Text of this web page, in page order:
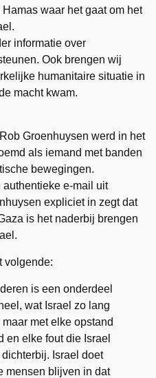
waar het gaat om het
informatie over
Ook brengen wij
humanitaire situatie in
macht kwam.
Groenhuysen werd in het
als iemand met banden
bewegingen.
e-mail uit
expliciet in zegt dat
is het naderbij brengen
volgende:
is een onderdeel
wat Israel zo lang
met elke opstand
en elke fout die Israel
Israel doet
mensen blijven in dat